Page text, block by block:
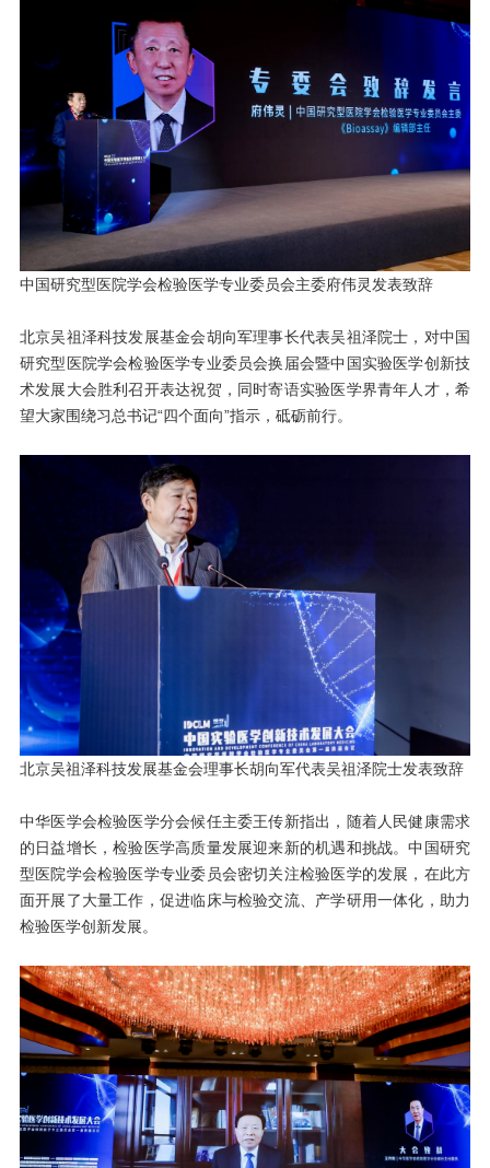
中国研究型医院学会检验医学专业委员会主委府伟灵发表致辞
北京吴祖泽科技发展基金会胡向军理事长代表吴祖泽院士，对中国
研究型医院学会检验医学专业委员会换届会暨中国实验医学创新技
术发展大会胜利召开表达祝贺，同时寄语实验医学界青年人才，希
望大家围绕习总书记“四个面向”指示，砥砺前行。
北京吴祖泽科技发展基金会理事长胡向军代表吴祖泽院士发表致辞
中华医学会检验医学分会候任主委王传新指出，随着人民健康需求
的日益增长，检验医学高质量发展迎来新的机遇和挑战。中国研究
型医院学会检验医学专业委员会密切关注检验医学的发展，在此方
面开展了大量工作，促进临床与检验交流、产学研用一体化，助力
检验医学创新发展。